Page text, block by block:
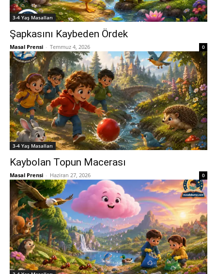
3-4 Yaş Masalları
Şapkasını Kaybeden Ördek
Masal Prensi - Temmuz 4, 2026 0
3-4 Yaş Masalları
Kaybolan Topun Macerası
Masal Prensi - Haziran 27, 2026 0